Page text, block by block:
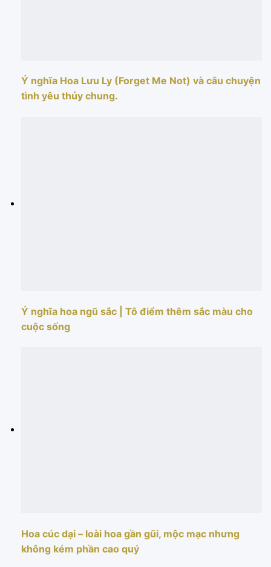
Ý nghĩa Hoa Lưu Ly (Forget Me Not) và câu chuyện
tình yêu thủy chung.
Ý nghĩa hoa ngũ sắc | Tô điểm thêm sắc màu cho
cuộc sống
Hoa cúc dại – loài hoa gần gũi, mộc mạc nhưng
không kém phần cao quý